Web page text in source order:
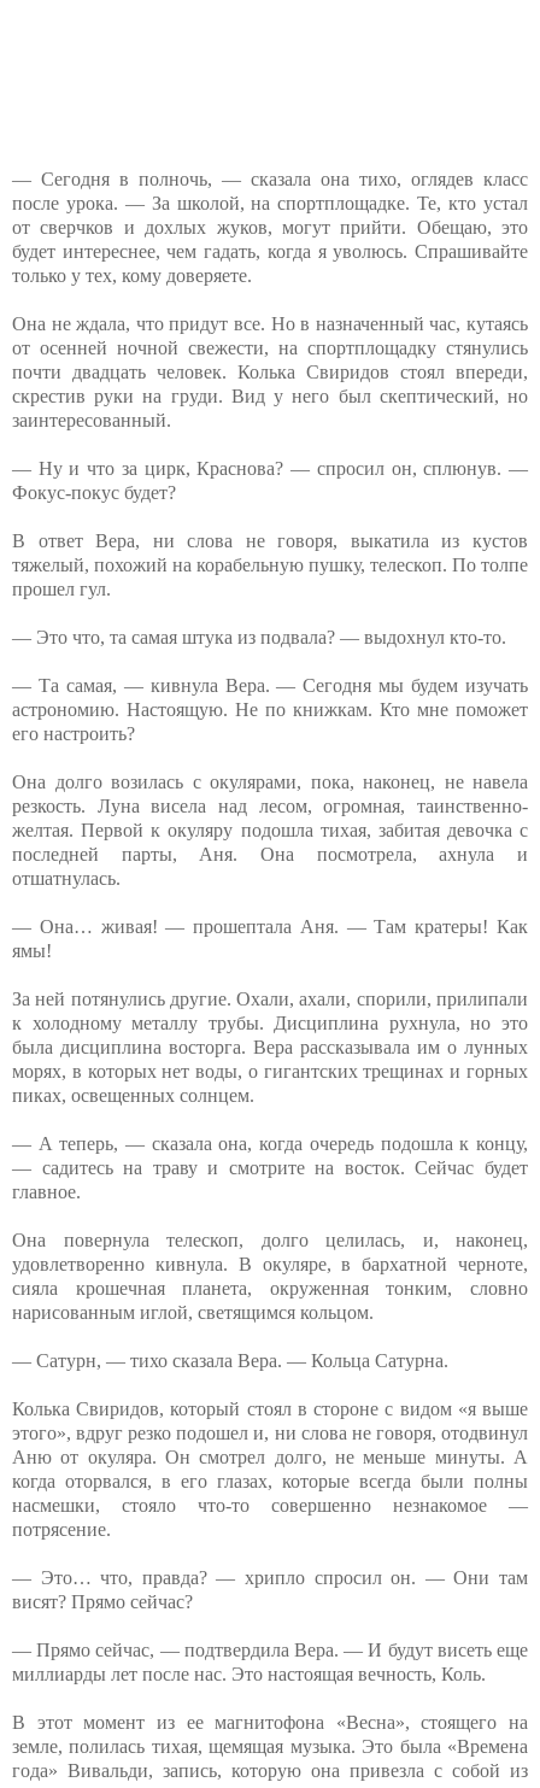
— Сегодня в полночь, — сказала она тихо, оглядев класс
после урока. — За школой, на спортплощадке. Те, кто устал
от сверчков и дохлых жуков, могут прийти. Обещаю, это
будет интереснее, чем гадать, когда я уволюсь. Спрашивайте
только у тех, кому доверяете.
Она не ждала, что придут все. Но в назначенный час, кутаясь
от осенней ночной свежести, на спортплощадку стянулись
почти двадцать человек. Колька Свиридов стоял впереди,
скрестив руки на груди. Вид у него был скептический, но
заинтересованный.
— Ну и что за цирк, Краснова? — спросил он, сплюнув. —
Фокус-покус будет?
В ответ Вера, ни слова не говоря, выкатила из кустов
тяжелый, похожий на корабельную пушку, телескоп. По толпе
прошел гул.
— Это что, та самая штука из подвала? — выдохнул кто-то.
— Та самая, — кивнула Вера. — Сегодня мы будем изучать
астрономию. Настоящую. Не по книжкам. Кто мне поможет
его настроить?
Она долго возилась с окулярами, пока, наконец, не навела
резкость. Луна висела над лесом, огромная, таинственно-
желтая. Первой к окуляру подошла тихая, забитая девочка с
последней парты, Аня. Она посмотрела, ахнула и
отшатнулась.
— Она… живая! — прошептала Аня. — Там кратеры! Как
ямы!
За ней потянулись другие. Охали, ахали, спорили, прилипали
к холодному металлу трубы. Дисциплина рухнула, но это
была дисциплина восторга. Вера рассказывала им о лунных
морях, в которых нет воды, о гигантских трещинах и горных
пиках, освещенных солнцем.
— А теперь, — сказала она, когда очередь подошла к концу,
— садитесь на траву и смотрите на восток. Сейчас будет
главное.
Она повернула телескоп, долго целилась, и, наконец,
удовлетворенно кивнула. В окуляре, в бархатной черноте,
сияла крошечная планета, окруженная тонким, словно
нарисованным иглой, светящимся кольцом.
— Сатурн, — тихо сказала Вера. — Кольца Сатурна.
Колька Свиридов, который стоял в стороне с видом «я выше
этого», вдруг резко подошел и, ни слова не говоря, отодвинул
Аню от окуляра. Он смотрел долго, не меньше минуты. А
когда оторвался, в его глазах, которые всегда были полны
насмешки, стояло что-то совершенно незнакомое —
потрясение.
— Это… что, правда? — хрипло спросил он. — Они там
висят? Прямо сейчас?
— Прямо сейчас, — подтвердила Вера. — И будут висеть еще
миллиарды лет после нас. Это настоящая вечность, Коль.
В этот момент из ее магнитофона «Весна», стоящего на
земле, полилась тихая, щемящая музыка. Это была «Времена
года» Вивальди, запись, которую она привезла с собой из